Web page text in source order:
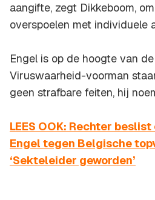
aangifte, zegt Dikkeboom,
overspoelen met individuele
Engel is op de hoogte van
Viruswaarheid-voorman
geen strafbare feiten, hij
LEES OOK: Rechter
Engel tegen Belgische
‘Sekteleider geworden’